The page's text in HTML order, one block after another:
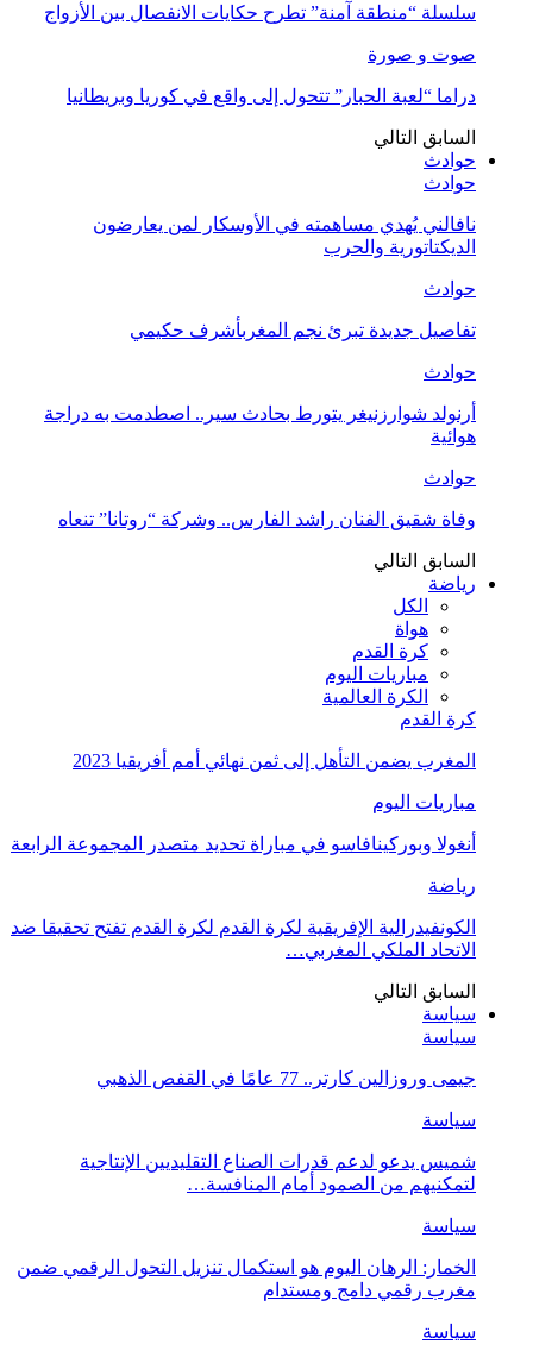
سلسلة “منطقة آمنة” تطرح حكايات الانفصال بين الأزواج
صوت و صورة
دراما “لعبة الحبار” تتحول إلى واقع في كوريا وبريطانيا
السابق التالي
حوادث
حوادث
نافالني يُهدي مساهمته في الأوسكار لمن يعارضون
الديكتاتورية والحرب
حوادث
تفاصيل جديدة تبرئ نجم المغربأشرف حكيمي
حوادث
أرنولد شوارزنيغر يتورط بحادث سير.. اصطدمت به دراجة
هوائية
حوادث
وفاة شقيق الفنان راشد الفارس.. وشركة “روتانا” تنعاه
السابق التالي
رياضة
الكل
هواة
كرة القدم
مباريات اليوم
الكرة العالمية
كرة القدم
المغرب يضمن التأهل إلى ثمن نهائي أمم أفريقيا 2023
مباريات اليوم
أنغولا وبوركينافاسو في مباراة تحديد متصدر المجموعة الرابعة
رياضة
الكونفيدرالية الإفريقية لكرة القدم لكرة القدم تفتح تحقيقا ضد
الاتحاد الملكي المغربي…
السابق التالي
سياسة
سياسة
جيمى وروزالين كارتر.. 77 عامًا في القفص الذهبي
سياسة
شميس يدعو لدعم قدرات الصناع التقليديين الإنتاجية
لتمكنيهم من الصمود أمام المنافسة…
سياسة
الخمار: الرهان اليوم هو استكمال تنزيل التحول الرقمي ضمن
مغرب رقمي دامج ومستدام
سياسة